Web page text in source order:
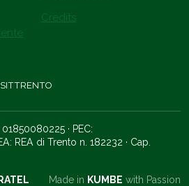
Credits
· PEC:
REA di Trento n. 182232 · Cap.
Made in KUMBE with Passion